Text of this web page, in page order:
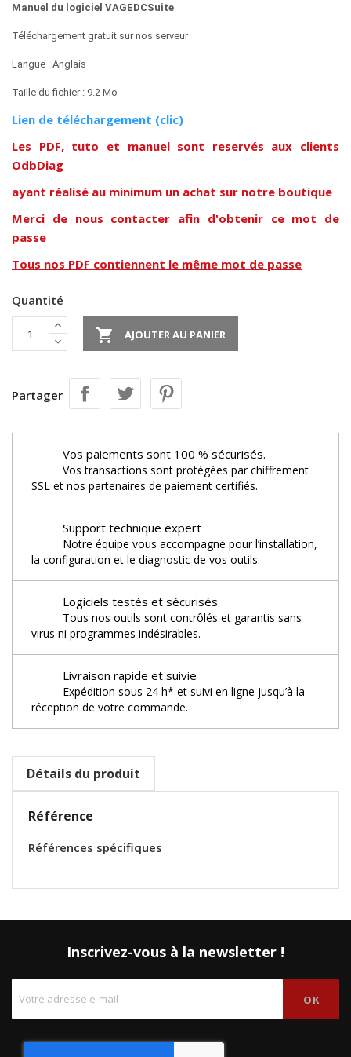
Manuel du logiciel VAGEDCSuite
Téléchargement gratuit sur nos serveur
Langue : Anglais
Taille du fichier : 9.2 Mo
Lien de téléchargement (clic)
Les PDF, tuto et manuel sont reservés aux clients
OdbDiag
ayant réalisé au minimum un achat sur notre boutique
Merci de nous contacter afin d'obtenir ce mot de
passe
Tous nos PDF contiennent le même mot de passe
Quantité
 AJOUTER AU PANIER
Partager
Vos paiements sont 100 % sécurisés.
Vos transactions sont protégées par chiffrement
SSL et nos partenaires de paiement certifiés.
Support technique expert
Notre équipe vous accompagne pour l’installation,
la configuration et le diagnostic de vos outils.
Logiciels testés et sécurisés
Tous nos outils sont contrôlés et garantis sans
virus ni programmes indésirables.
Livraison rapide et suivie
Expédition sous 24 h* et suivi en ligne jusqu’à la
réception de votre commande.
Détails du produit
Référence
Références spécifiques
Inscrivez-vous à la newsletter !